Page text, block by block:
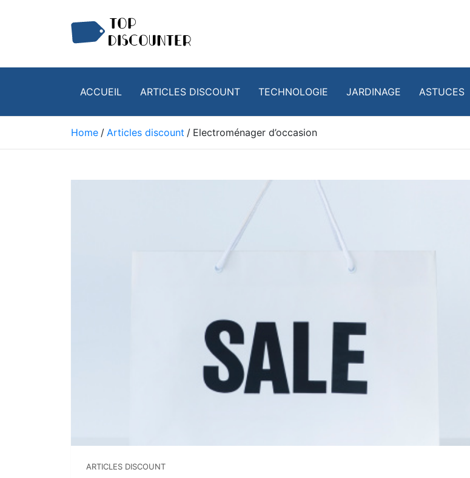
Top Discounter
ACCUEIL ARTICLES DISCOUNT TECHNOLOGIE JARDINAGE ASTUCES
Home Articles discount Electroménager d’occasion
ARTICLES DISCOUNT